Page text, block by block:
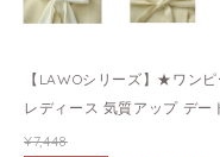
【LAWOシリーズ】★ワン
レディース 気質アップ デー
¥7,448